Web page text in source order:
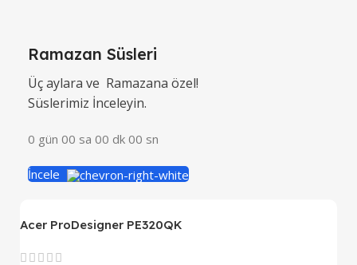
Ramazan Süsleri
Üç aylara ve Ramazana özel!
Süslerimiz İnceleyin.
0 gün00 sa00 dk00 sn
İncele
Acer ProDesigner PE320QK